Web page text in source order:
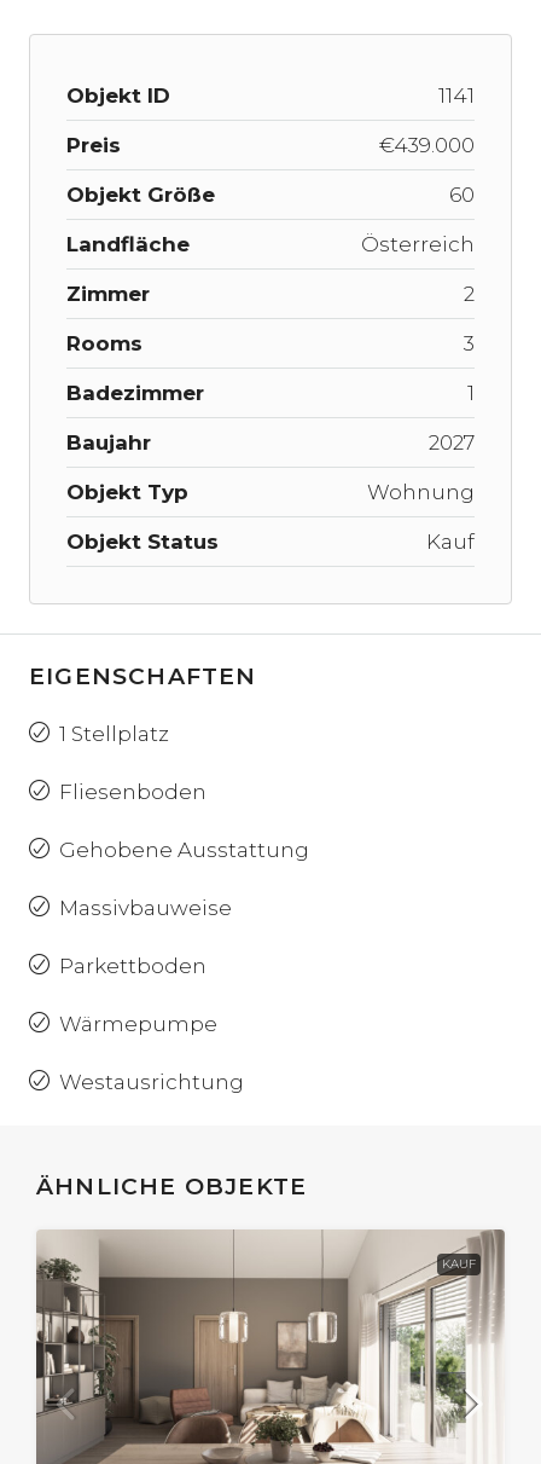
Objekt ID 1141
Preis €439.000
Objekt Größe 60
Landfläche Österreich
Zimmer 2
Rooms 3
Badezimmer 1
Baujahr 2027
Objekt Typ Wohnung
Objekt Status Kauf
EIGENSCHAFTEN
1 Stellplatz
Fliesenboden
Gehobene Ausstattung
Massivbauweise
Parkettboden
Wärmepumpe
Westausrichtung
ÄHNLICHE OBJEKTE
KAUF